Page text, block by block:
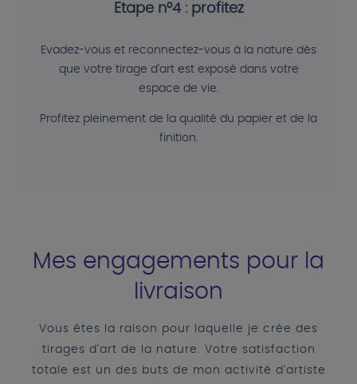
Etape n°4 : profitez
Evadez-vous et reconnectez-vous à la nature dès
que votre tirage d'art est exposé dans votre
espace de vie.
Profitez pleinement de la qualité du papier et de la
finition.
Mes engagements pour la
livraison
Vous êtes la raison pour laquelle je crée des
tirages d'art de la nature. Votre satisfaction
totale est un des buts de mon activité d'artiste